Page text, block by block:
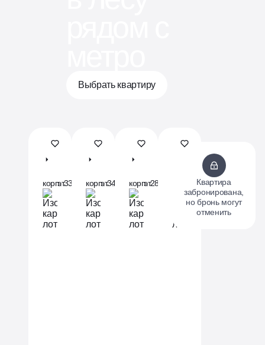
Выбрать квартиру
ЖК
«Родные
корп. 3.1эт. 3 из 10
ЖК
«Родные
корп. 3.3эт. 4 из 10
ЖК
«Родные
корп. 2эт. 8 из 9
Проект
«Бунинские
кварталы»
корп. 9.1эт. 18 из 19
Квартира
забронирована,
но бронь могут
отменить